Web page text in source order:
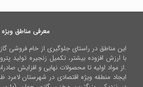
معرفی مناطق ویژه
این مناطق در راستای جلوگیری از خام فروشی
با ارزش افزوده بیشتر، تکمیل زنجیره تولید
از مواد اولیه تا محصولات نهایی و افزایش صادرات غیرنفتی ایجاد شده اند.
ایجاد منطقه ویژه اقتصادی در شهرستان